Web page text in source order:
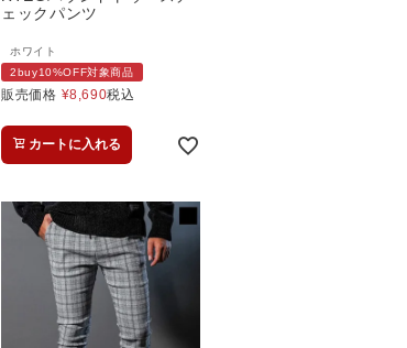
ェックパンツ
ホワイト
2buy10%OFF対象商品
販売価格 ¥8,690税込
カートに入れる